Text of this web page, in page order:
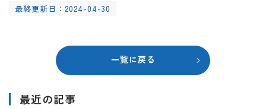
最終更新日：2024-04-30
一覧に戻る
最近の記事